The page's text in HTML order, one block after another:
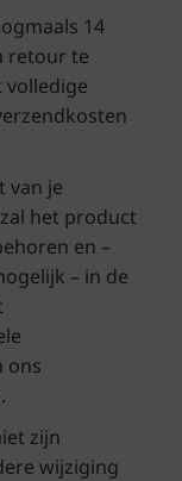
14
retour te
volledige
van je
het product
en –
– in de
ons
zijn
wijziging